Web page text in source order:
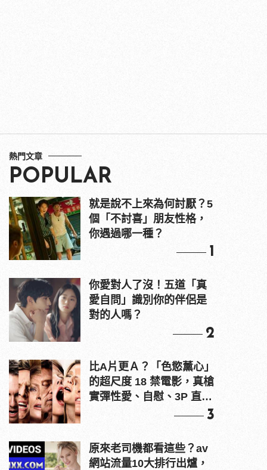
熱門文章
POPULAR
就是說不上來為何討厭？5
個「不討喜」朋友性格，
你遇過哪一種？
1
你愛對人了沒！五道「真
愛自問」識別你的伴侶是
對的人嗎？
2
比A片更Ａ？「色慾薰心」
的超尺度 18 禁電影，真槍
實彈性愛、自慰、3P 直接
3
原來老司機都看這些？av
網站流量10大排行出爐，